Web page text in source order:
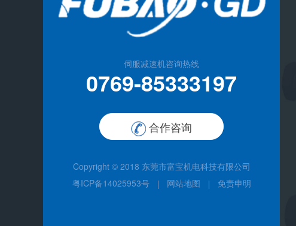
伺服减速机咨询热线
0769-85333197
合作咨询
Copyright © 2018 东莞市富宝机电科技有限公司
粤ICP备14025953号
网站地图 免责申明